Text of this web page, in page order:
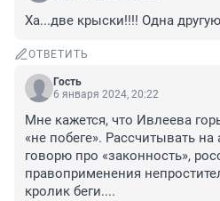
Ха...две крыски!!!! Одна
ОТВЕТИТЬ
Гость
6 января 2024, 20:22
Мне кажется, что Ивлеева
«не побеге». Рассчитывать
говорю про «законность»,
правоприменения
кролик беги....